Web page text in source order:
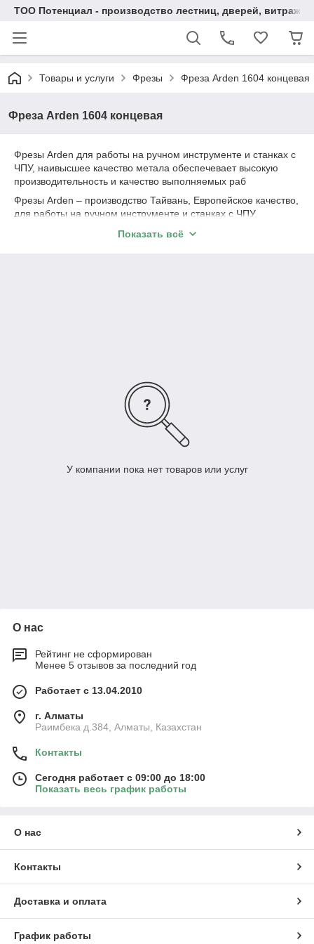
ТОО Потенциал - производство лестниц, дверей,
Товары и услуги Фрезы Фреза Arden 1604 концевая
Фреза Arden 1604 концевая
Фрезы Arden для работы на ручном инструменте и станках с
ЧПУ, наивысшее качество метала обеспечевает высокую
производительность и качество выполняемых раб
Фрезы Arden – производство Тайвань, Европейское качество,
для работы на ручном инструменте и станках с ЧПУ,
производительность и качество выполняемых работ.
Показать всё
У компании пока нет товаров или услуг
О нас
Рейтинг не сформирован
Менее 5 отзывов за последний год
Работает с 13.04.2010
г. Алматы
Раимбека д.384, Алматы, Казахстан
Контакты
Сегодня работает с 09:00 до 18:00
Показать весь график работы
О нас
Контакты
Доставка и оплата
График работы